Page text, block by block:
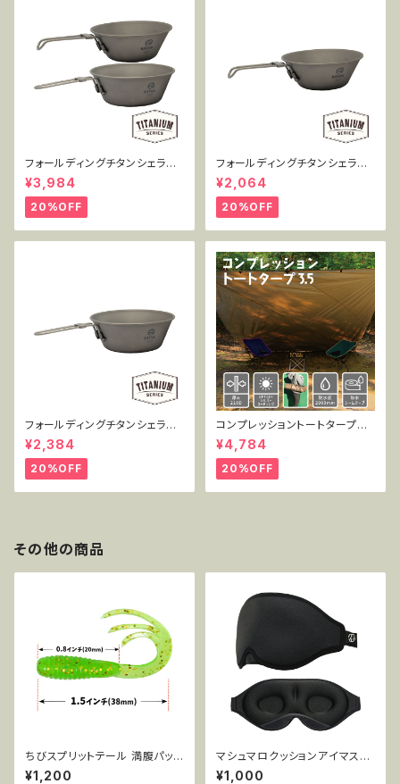
フォールディングチタンシェラカ
ップ 300+450mlセット MT-F
SC2PC
¥3,984
20%OFF
フォールディングチタンシェラカ
ップ 300ml単品 MT-FSC300
¥2,064
20%OFF
フォールディングチタンシェラカ
ップ 450ml単品 MT-FSC450
¥2,384
20%OFF
コンプレッショントートタープ3.
5 TT-CT-005
¥4,784
20%OFF
その他の商品
ちびスプリットテール 満腹パック
38mm 0.7g 50pcs AR43
¥1,200
マシュマロクッションアイマスク
MCE-EM802
¥1,000